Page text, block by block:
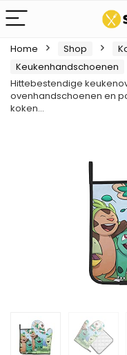
Home Shop
Keukenhandschoenen
Hittebestendige
ovenhandschoenen en
koken…